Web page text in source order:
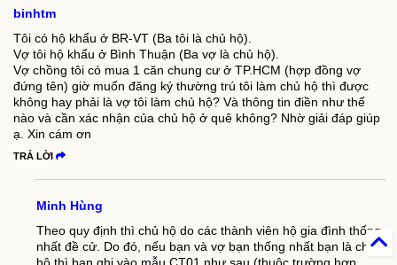
binhtm
Tôi có hộ khẩu ở BR-VT (Ba tôi là chủ hộ).
Vợ tôi hộ khẩu ở Bình Thuận (Ba vợ là chủ hộ).
Vợ chồng tôi có mua 1 căn chung cư ở TP.HCM (hợp đồng vợ
đứng tên) giờ muốn đăng ký thường trú tôi làm chủ hộ thì được
không hay phải là vợ tôi làm chủ hộ? Và thông tin điền như thế
nào và cần xác nhận của chủ hộ ở quê không? Nhờ giải đáp giúp
ạ. Xin cám ơn
TRẢ LỜI
Minh Hùng
Theo quy định thì chủ hộ do các thành viên hộ gia đình thống
nhất đề cử. Do đó, nếu bạn và vợ bạn thống nhất bạn là chủ